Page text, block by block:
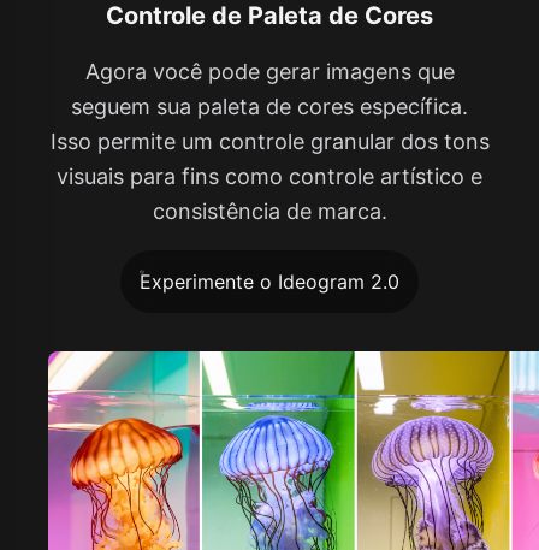
Controle de Paleta de Cores
Agora você pode gerar imagens que
seguem sua paleta de cores específica.
Isso permite um controle granular dos tons
visuais para fins como controle artístico e
consistência de marca.
Experimente o Ideogram 2.0